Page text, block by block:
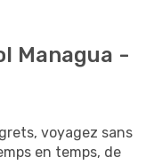
Managua -
voyagez sans
en temps, de